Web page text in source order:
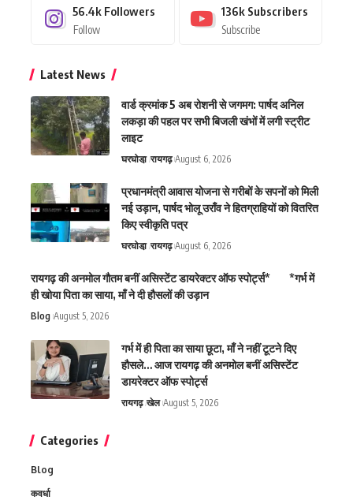
56.4k Followers
Follow
136k Subscribers
Subscribe
Latest News
वार्ड क्रमांक 5 अब रोशनी से जगमग: पार्षद अनिल
लकड़ा की पहल पर सभी बिजली खंभों में लगी स्ट्रीट
लाइट
घरघोडा़ रायगढ़ August 6, 2026
प्रधानमंत्री आवास योजना से गरीबों के सपनों को मिली
नई उड़ान, पार्षद भोलू उराँव ने हितग्राहियों को वितरित
किए स्वीकृति पत्र
घरघोडा़ रायगढ़ August 6, 2026
रायगढ़ की अनमोल गौतम बनीं असिस्टेंट डायरेक्टर ऑफ स्पोर्ट्स* *गर्भ में
ही खोया पिता का साया, माँ ने दी हौसलों की उड़ान
Blog August 5, 2026
गर्भ में ही पिता का साया छूटा, माँ ने नहीं टूटने दिए
हौसले… आज रायगढ़ की अनमोल बनीं असिस्टेंट
डायरेक्टर ऑफ स्पोर्ट्स
रायगढ़ खेल August 5, 2026
Categories
Blog
कवर्धा